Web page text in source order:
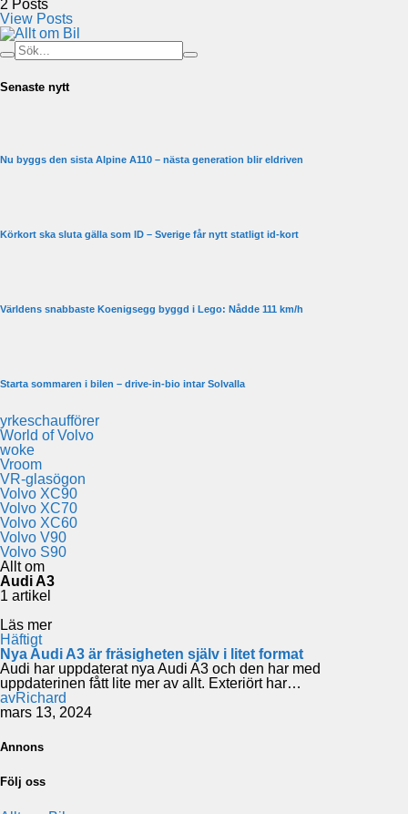
2 Posts
View Posts
Senaste nytt
Nu byggs den sista Alpine A110 – nästa generation blir eldriven
Körkort ska sluta gälla som ID – Sverige får nytt statligt id-kort
Världens snabbaste Koenigsegg byggd i Lego: Nådde 111 km/h
Starta sommaren i bilen – drive-in-bio intar Solvalla
yrkeschaufförer
World of Volvo
woke
Vroom
VR-glasögon
Volvo XC90
Volvo XC70
Volvo XC60
Volvo V90
Volvo S90
Allt om
Audi A3
1 artikel
Läs mer
Häftigt
Nya Audi A3 är fräsigheten själv i litet format
Audi har uppdaterat nya Audi A3 och den har med
uppdaterinen fått lite mer av allt. Exteriört har…
avRichard
mars 13, 2024
Annons
Följ oss